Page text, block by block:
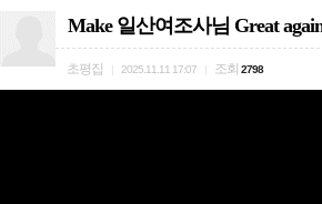
Make 일산여조사님 Great
초평집 2025.11.11 17:07 조회 2798